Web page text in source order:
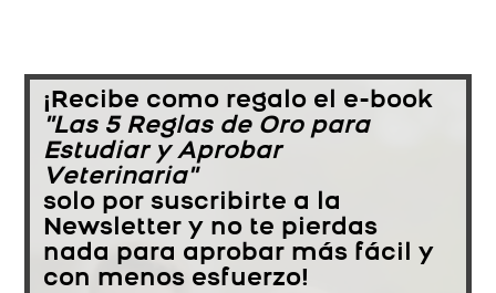
¡Recibe como regalo el e-book
"Las 5 Reglas de Oro para
Estudiar y Aprobar
Veterinaria"
solo por suscribirte a la
Newsletter y no te pierdas
nada para aprobar más fácil y
con menos esfuerzo!